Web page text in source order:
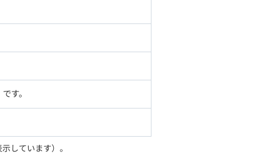
す。
しています）。